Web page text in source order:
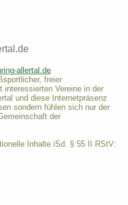
allertal.de
freier
Vereine in der
und diese Internetpräsenz
sondern fühlen sich nur der
der
Inhalte iSd. § 55 II RStV: